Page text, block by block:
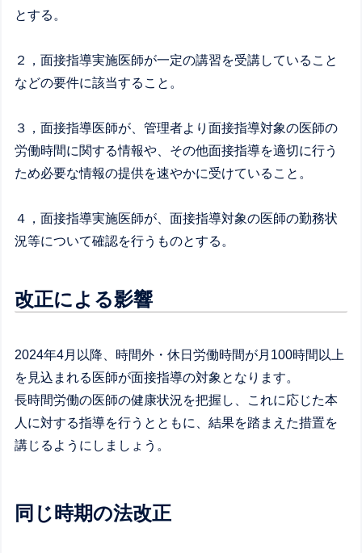
とする。
２，面接指導実施医師が一定の講習を受講していること
などの要件に該当すること。
３，面接指導医師が、管理者より面接指導対象の医師の
労働時間に関する情報や、その他面接指導を適切に行う
ため必要な情報の提供を速やかに受けていること。
４，面接指導実施医師が、面接指導対象の医師の勤務状
況等について確認を行うものとする。
改正による影響
2024年4月以降、時間外・休日労働時間が月100時間以上
を見込まれる医師が面接指導の対象となります。
長時間労働の医師の健康状況を把握し、これに応じた本
人に対する指導を行うとともに、結果を踏まえた措置を
講じるようにしましょう。
同じ時期の法改正